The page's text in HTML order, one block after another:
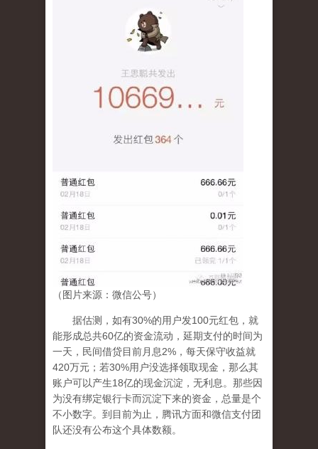
（图片来源：微信公号）
据估测，如有30%的用户发100元红包，就
能形成总共60亿的资金流动，延期支付的时间为
一天，民间借贷目前月息2%，每天保守收益就
420万元；若30%用户没选择领取现金，那么其
账户可以产生18亿的现金沉淀，无利息。那些因
为没有绑定银行卡而沉淀下来的资金，总量是个
不小数字。到目前为止，腾讯方面和微信支付团
队还没有公布这个具体数额。